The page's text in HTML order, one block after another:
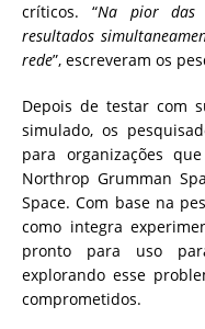
críticos. “Na pior das
resultados
rede”, escreveram os
Depois de testar com
simulado, os
para organizações
Northrop Grumman
Space. Com base na
como integra
pronto para uso
explorando esse
comprometidos.